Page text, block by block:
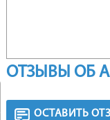
ОТЗЫВЫ ОБ
ОСТАВИТЬ